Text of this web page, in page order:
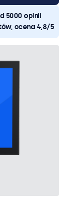
5000 opinii
ocena 4,8/5